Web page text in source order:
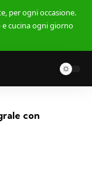
per ogni occasione.
e cucina ogni giorno
con